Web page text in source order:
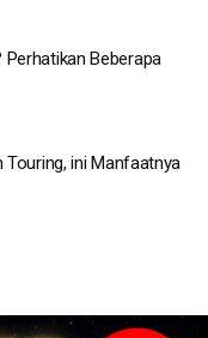
Beberapa
ini Manfaatnya